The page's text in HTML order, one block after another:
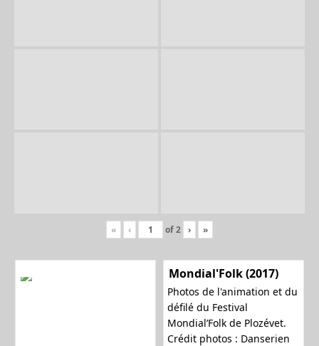
« ‹ of2 › »
Mondial'Folk (2017)
Photos de l'animation et du
défilé du Festival
Mondial’Folk de Plozévet.
Crédit photos : Danserien